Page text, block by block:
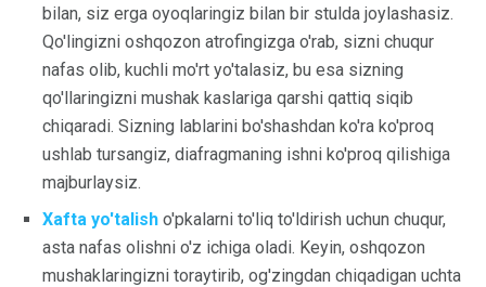
bilan, siz erga oyoqlaringiz bilan bir stulda joylashasiz.
Qo'lingizni oshqozon atrofingizga o'rab, sizni chuqur
nafas olib, kuchli mo'rt yo'talasiz, bu esa sizning
qo'llaringizni mushak kaslariga qarshi qattiq siqib
chiqaradi. Sizning lablarini bo'shashdan ko'ra ko'proq
ushlab tursangiz, diafragmaning ishni ko'proq qilishiga
majburlaysiz.
Xafta yo'talish o'pkalarni to'liq to'ldirish uchun chuqur,
asta nafas olishni o'z ichiga oladi. Keyin, oshqozon
mushaklaringizni toraytirib, og'zingdan chiqadigan uchta